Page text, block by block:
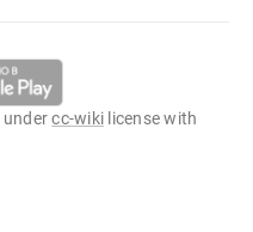
undercc-wiki license with